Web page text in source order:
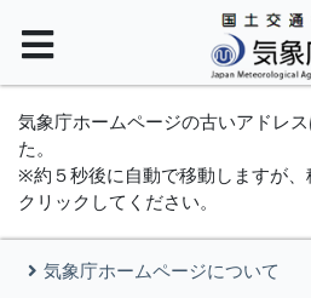
気象庁ホームページの古いアドレ
た。
※約５秒後に自動で移動しますが、
クリックしてください。
気象庁ホームページについて